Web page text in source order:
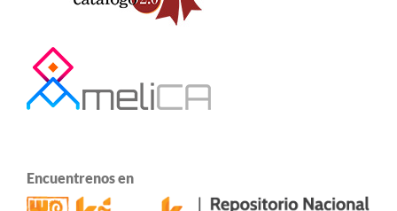
Encuentrenos en